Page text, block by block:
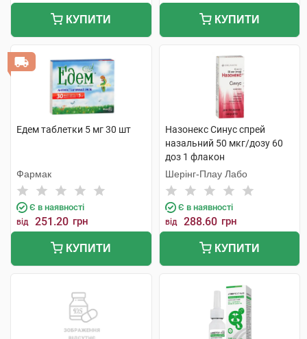
КУПИТИ КУПИТИ
Едем таблетки 5 мг 30 шт
Фармак
Є в наявності
від 251.20 грн
КУПИТИ
Назонекс Синус спрей
назальний 50 мкг/дозу 60
доз 1 флакон
Шерінг-Плау Лабо
Є в наявності
від 288.60 грн
КУПИТИ